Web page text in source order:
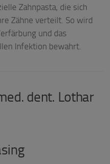
Zahnpasta, die sich
Zähne verteilt. So wird
und das
Infektion bewahrt.
dent. Lothar